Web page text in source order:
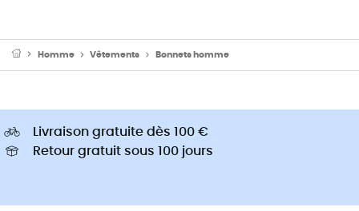
Homme Vêtements Bonnets homme
Livraison gratuite dès 100 €
Retour gratuit sous 100 jours